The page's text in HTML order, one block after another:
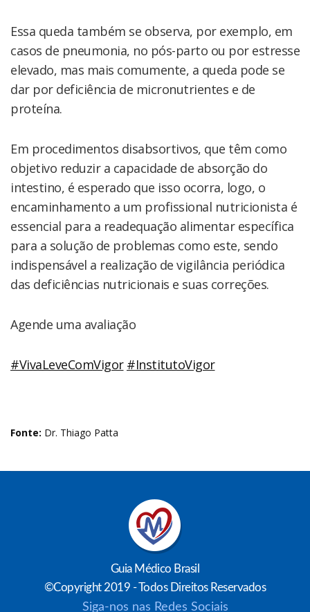
Essa queda também se observa, por exemplo, em
casos de pneumonia, no pós-parto ou por estresse
elevado, mas mais comumente, a queda pode se
dar por deficiência de micronutrientes e de
proteína.
Em procedimentos disabsortivos, que têm como
objetivo reduzir a capacidade de absorção do
intestino, é esperado que isso ocorra, logo, o
encaminhamento a um profissional nutricionista é
essencial para a readequação alimentar específica
para a solução de problemas como este, sendo
indispensável a realização de vigilância periódica
das deficiências nutricionais e suas correções.
Agende uma avaliação
#VivaLeveComVigor #InstitutoVigor
Fonte: Dr. Thiago Patta
Guia Médico Brasil
©Copyright 2019 - Todos Direitos Reservados
Siga-nos nas Redes Sociais